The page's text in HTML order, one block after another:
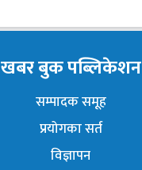
खबर बुक पब्लिकेशन
सम्पादक समूह
प्रयोगका सर्त
विज्ञापन